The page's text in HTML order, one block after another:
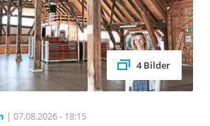
4 Bilder
| 07.08.2026 - 18:15